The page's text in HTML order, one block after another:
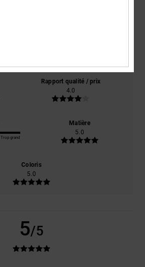
Rapport qualité / prix
4.0
Trop grand
Matière
5.0
Coloris
5.0
5/5